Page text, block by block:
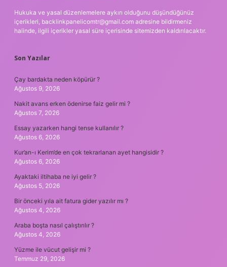
Hukuka ve yasal düzenlemelere aykırı olduğunu düşündüğünüz
içerikleri, backlinkpanelicomtr@gmail.com adresine bildirmeniz
halinde, ilgili içerikler yasal süre içerisinde sitemizden kaldırılacaktır.
Son Yazılar
Çay bardakta neden köpürür ?
Ağustos 9, 2026
Nakit avans erken ödenirse faiz gelir mi ?
Ağustos 7, 2026
Essay yazarken hangi tense kullanılır ?
Ağustos 6, 2026
Kur’an-ı Kerim’de en çok tekrarlanan ayet hangisidir ?
Ağustos 6, 2026
Ayaktaki iltihaba ne iyi gelir ?
Ağustos 5, 2026
Bir önceki yıla ait fatura gider yazılır mı ?
Ağustos 4, 2026
Araba boşta nasıl çalıştırılır ?
Ağustos 4, 2026
Yüzme ile vücut gelişir mi ?
Temmuz 29, 2026